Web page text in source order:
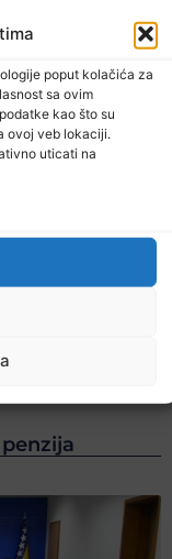
poput kolačića za
sa ovim
kao što su
ovoj veb lokaciji.
uticati na